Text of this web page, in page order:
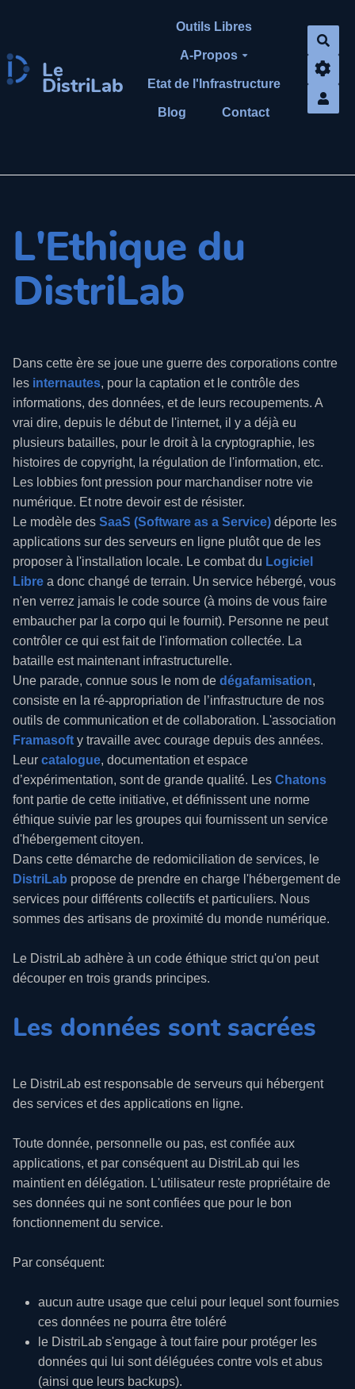
Le
DistriLab
Outils Libres
A-Propos
Etat de l'Infrastructure
Blog Contact
L'Ethique du
DistriLab
Dans cette ère se joue une guerre des corporations contre
les internautes, pour la captation et le contrôle des
informations, des données, et de leurs recoupements. A
vrai dire, depuis le début de l'internet, il y a déjà eu
plusieurs batailles, pour le droit à la cryptographie, les
histoires de copyright, la régulation de l'information, etc.
Les lobbies font pression pour marchandiser notre vie
numérique. Et notre devoir est de résister.
Le modèle des SaaS (Software as a Service) déporte les
applications sur des serveurs en ligne plutôt que de les
proposer à l'installation locale. Le combat du Logiciel
Libre a donc changé de terrain. Un service hébergé, vous
n'en verrez jamais le code source (à moins de vous faire
embaucher par la corpo qui le fournit). Personne ne peut
contrôler ce qui est fait de l'information collectée. La
bataille est maintenant infrastructurelle.
Une parade, connue sous le nom de dégafamisation,
consiste en la ré-appropriation de l’infrastructure de nos
outils de communication et de collaboration. L'association
Framasoft y travaille avec courage depuis des années.
Leur catalogue, documentation et espace
d’expérimentation, sont de grande qualité. Les Chatons
font partie de cette initiative, et définissent une norme
éthique suivie par les groupes qui fournissent un service
d'hébergement citoyen.
Dans cette démarche de redomiciliation de services, le
DistriLab propose de prendre en charge l'hébergement de
services pour différents collectifs et particuliers. Nous
sommes des artisans de proximité du monde numérique.
Le DistriLab adhère à un code éthique strict qu'on peut
découper en trois grands principes.
Les données sont sacrées
Le DistriLab est responsable de serveurs qui hébergent
des services et des applications en ligne.
Toute donnée, personnelle ou pas, est confiée aux
applications, et par conséquent au DistriLab qui les
maintient en délégation. L'utilisateur reste propriétaire de
ses données qui ne sont confiées que pour le bon
fonctionnement du service.
Par conséquent:
aucun autre usage que celui pour lequel sont fournies
ces données ne pourra être toléré
le DistriLab s'engage à tout faire pour protéger les
données qui lui sont déléguées contre vols et abus
(ainsi que leurs backups).